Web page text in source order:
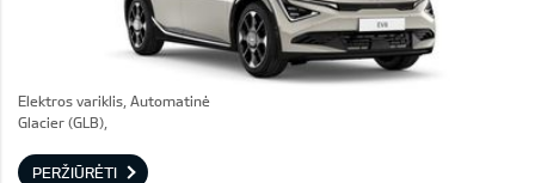
Elektros variklis, Automatinė
Glacier (GLB),
PERŽIŪRĖTI